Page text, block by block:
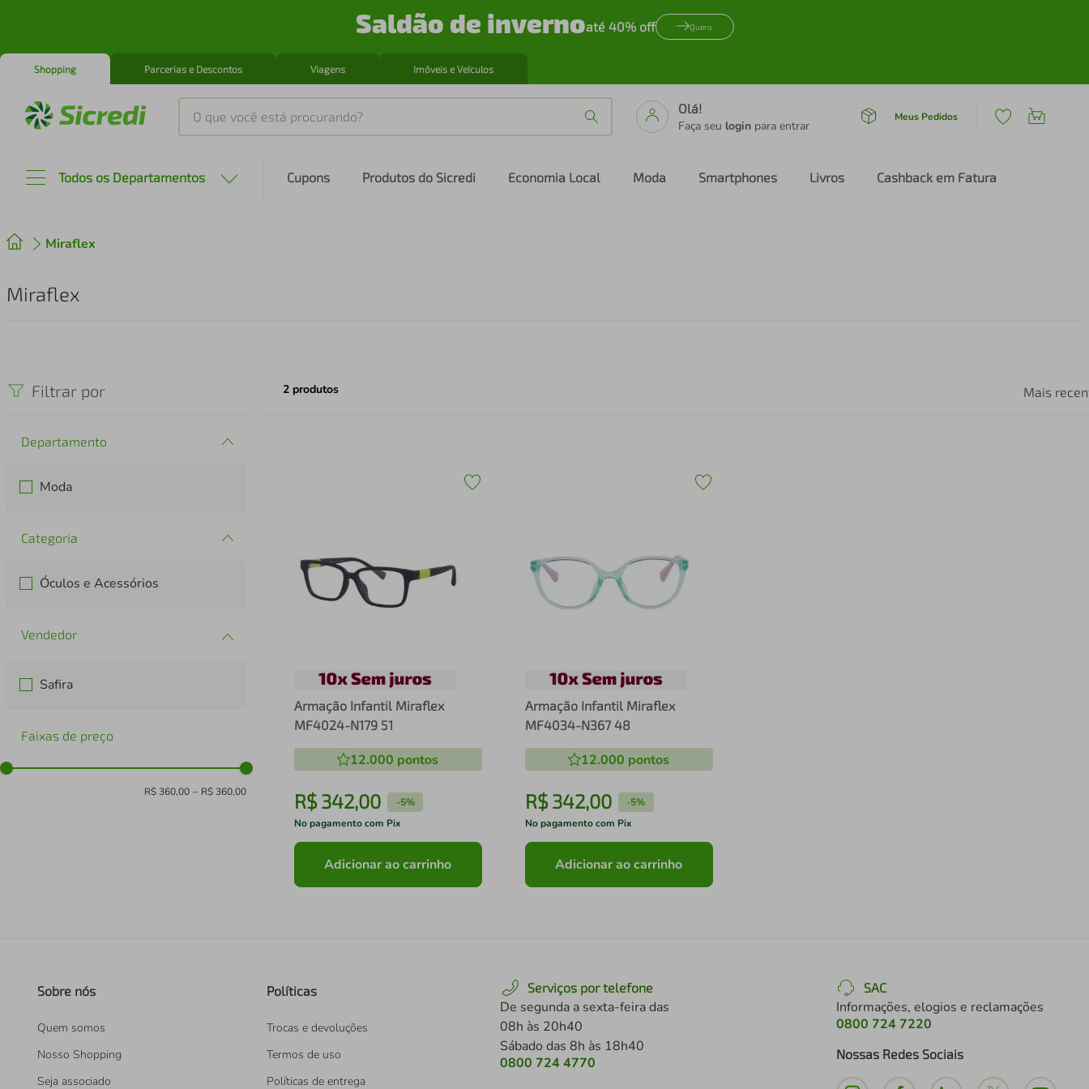
Saldão de invernoaté 40% off Quero
Shopping Parcerias e Descontos Viagens Imóveis e Veículos
O que você está procurando?
Olá!
Faça seu login para entrar
Meus Pedidos
Todos os Departamentos Cupons Produtos do Sicredi Economia Local Moda Smartphones Livros Cashback em Fatura
Miraflex
Miraflex
Filtrar por
Departamento
Moda
Categoria
Óculos e Acessórios
Safira
Faixas de preço
R$ 360,00 – R$ 360,00
2 produtos Mais
Armação Infantil Miraflex
MF4024-N179 51
12.000 pontos
R$ 342,00 -5%
No pagamento com Pix
Adicionar ao carrinho
Armação Infantil Miraflex
MF4034-N367 48
12.000 pontos
R$ 342,00 -5%
No pagamento com Pix
Adicionar ao carrinho
Sobre nós
Quem somos
Nosso Shopping
Seja associado
Políticas
Trocas e devoluções
Termos de uso
Políticas de entrega
Serviços por telefone
De segunda a sexta-feira das
08h às 20h40
Sábado das 8h às 18h40
0800 724 4770
SAC
Informações, elogios e reclamações
0800 724 7220
Nossas Redes Sociais